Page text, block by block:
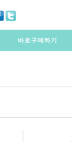
바로구매하기